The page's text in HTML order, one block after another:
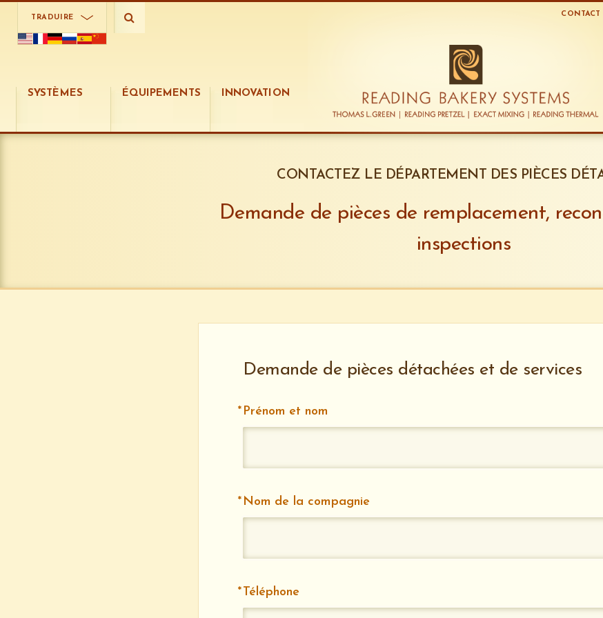
TRADUIRE CONTACT
SYSTÈMES ÉQUIPEMENTS INNOVATION
CONTACTEZ LE DÉPARTEMENT DES PIÈCES
Demande de pièces de remplacement,
inspections
Demande de pièces détachées et de services
Prénom et nom
Nom de la compagnie
Téléphone
Choisissez un pays